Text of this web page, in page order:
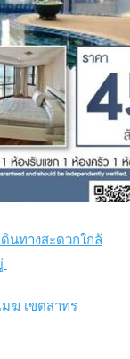
นทางสะดวกใกล้
ฆ เขตสาทร